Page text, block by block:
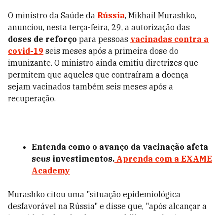
O ministro da Saúde da Rússia, Mikhail Murashko,
anunciou, nesta terça-feira, 29, a autorização das
doses de reforço para pessoas vacinadas contra a
covid-19 seis meses após a primeira dose do
imunizante. O ministro ainda emitiu diretrizes que
permitem que aqueles que contraíram a doença
sejam vacinados também seis meses após a
recuperação.
Entenda como o avanço da vacinação afeta
seus investimentos. Aprenda com a EXAME
Academy
Murashko citou uma "situação epidemiológica
desfavorável na Rússia" e disse que, "após alcançar a